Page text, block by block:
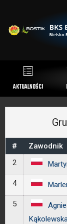
AKTUALNOŚCI
# Zawodnik
2
4
5